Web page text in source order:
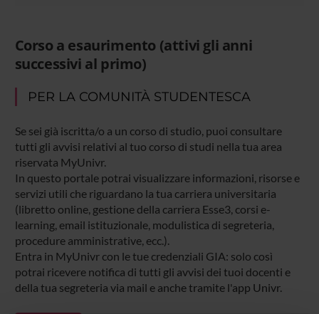
Corso a esaurimento (attivi gli anni
successivi al primo)
PER LA COMUNITÀ STUDENTESCA
Se sei già iscritta/o a un corso di studio, puoi consultare
tutti gli avvisi relativi al tuo corso di studi nella tua area
riservata MyUnivr.
In questo portale potrai visualizzare informazioni, risorse e
servizi utili che riguardano la tua carriera universitaria
(libretto online, gestione della carriera Esse3, corsi e-
learning, email istituzionale, modulistica di segreteria,
procedure amministrative, ecc.).
Entra in MyUnivr con le tue credenziali GIA: solo così
potrai ricevere notifica di tutti gli avvisi dei tuoi docenti e
della tua segreteria via mail e anche tramite l'app Univr.